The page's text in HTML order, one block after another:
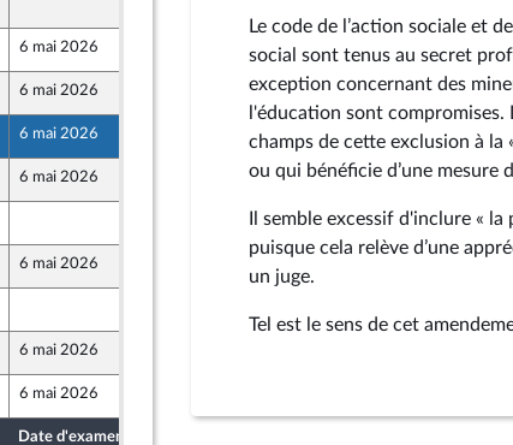
6 mai 2026
6 mai 2026
6 mai 2026
6 mai 2026
6 mai 2026
6 mai 2026
6 mai 2026
Date d'examen
Le code de l’action sociale et
social sont tenus au secret
exception concernant des
l'éducation sont
champs de cette exclusion à la
ou qui bénéficie d’une mesure
Il semble excessif d'inclure «
puisque cela relève d’une
un juge.
Tel est le sens de cet